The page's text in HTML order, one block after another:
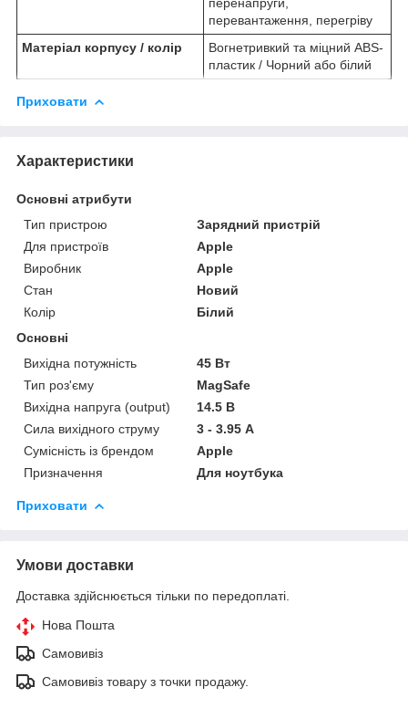
перевантаження, перегріву
Матеріал корпусу / колір
Вогнетривкий та міцний ABS-
пластик / Чорний або білий
Приховати
Характеристики
Основні атрибути
Тип пристрою
Зарядний пристрій
Для пристроїв
Apple
Виробник
Apple
Стан
Новий
Колір
Білий
Основні
Вихідна потужність
45 Вт
Тип роз'єму
MagSafe
Вихідна напруга (output)
14.5 В
Сила вихідного струму
3 - 3.95 А
Сумісність із брендом
Apple
Призначення
Для ноутбука
Приховати
Умови доставки
Доставка здійснюється тільки по передоплаті.
Нова Пошта
Самовивіз
Самовивіз товару з точки продажу.